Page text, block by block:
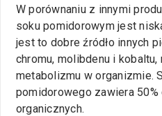
W porównaniu z innymi
soku pomidorowym jest
jest to dobre źródło innych
chromu, molibdenu i kobaltu,
metabolizmu w organizmie.
pomidorowego zawiera
organicznych.